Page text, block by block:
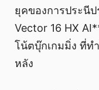
ยุคของการประนี
Vector 16 HX
โน้ตบุ๊กเกมมิ่ง ที่ท
หลัง